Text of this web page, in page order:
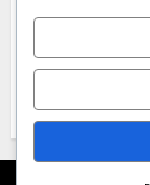
Local
Nacional